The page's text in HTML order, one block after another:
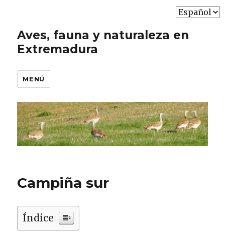
Aves, fauna y naturaleza en
Extremadura
MENÚ
Campiña sur
Índice
Elegir
idioma